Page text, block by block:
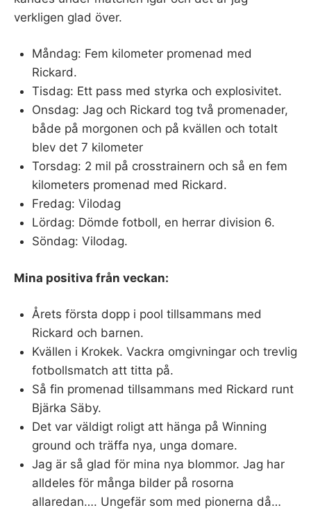
verkligen glad över.
Måndag: Fem kilometer promenad med
Rickard.
Tisdag: Ett pass med styrka och explosivitet.
Onsdag: Jag och Rickard tog två promenader,
både på morgonen och på kvällen och totalt
blev det 7 kilometer
Torsdag: 2 mil på crosstrainern och så en fem
kilometers promenad med Rickard.
Fredag: Vilodag
Lördag: Dömde fotboll, en herrar division 6.
Söndag: Vilodag.
Mina positiva från veckan:
Årets första dopp i pool tillsammans med
Rickard och barnen.
Kvällen i Krokek. Vackra omgivningar och trevlig
fotbollsmatch att titta på.
Så fin promenad tillsammans med Rickard runt
Bjärka Säby.
Det var väldigt roligt att hänga på Winning
ground och träffa nya, unga domare.
Jag är så glad för mina nya blommor. Jag har
alldeles för många bilder på rosorna
allaredan…. Ungefär som med pionerna då…